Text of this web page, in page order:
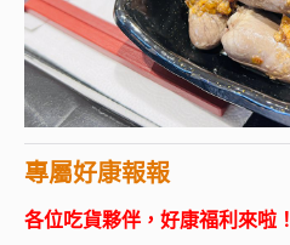
專屬好康報報
各位吃貨夥伴，好康福利來啦！